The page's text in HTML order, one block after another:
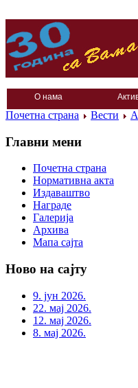
О нама
Почетна страна Вести
Главни мени
Почетна страна
Нормативна акта
Издаваштво
Награде
Галерија
Архива
Мапа сајта
Ново на сајту
9. јун 2026.
22. мај 2026.
12. мај 2026.
8. мај 2026.